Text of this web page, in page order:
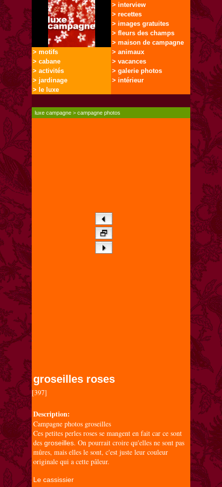
> interview
> recettes
> images gratuites
> fleurs des champs
> maison de campagne
> motifs
> cabane
> activités
> jardinage
> le luxe
> animaux
> vacances
> galerie photos
> intérieur
luxe campagne >campagne photos
groseilles roses
[397]
Description:
Campagne photos groseilles
Ces petites perles roses se mangent en fait car ce sont
desgroseilles. On pourrait croire qu'elles ne sont pas
mûres, mais elles le sont, c'est juste leur couleur
originale qui a cette pâleur.
Le cassissier